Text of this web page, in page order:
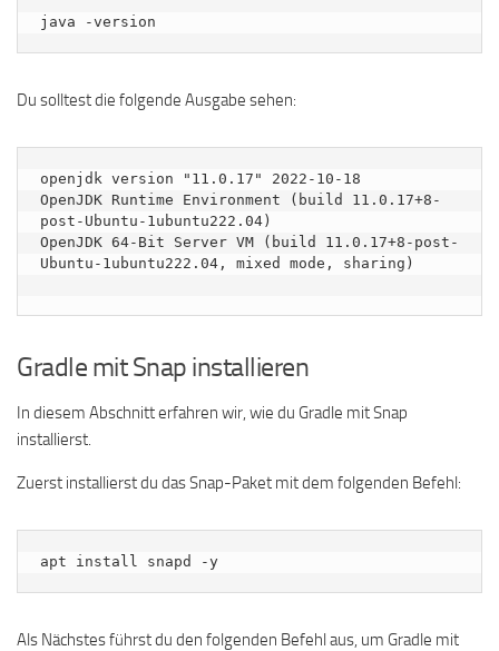
java -version
Du solltest die folgende Ausgabe sehen:
openjdk version "11.0.17" 2022-10-18
OpenJDK Runtime Environment (build 11.0.17+8-
post-Ubuntu-1ubuntu222.04)
OpenJDK 64-Bit Server VM (build 11.0.17+8-post-
Ubuntu-1ubuntu222.04, mixed mode, sharing)
Gradle mit Snap installieren
In diesem Abschnitt erfahren wir, wie du Gradle mit Snap
installierst.
Zuerst installierst du das Snap-Paket mit dem folgenden Befehl:
apt install snapd -y
Als Nächstes führst du den folgenden Befehl aus, um Gradle mit